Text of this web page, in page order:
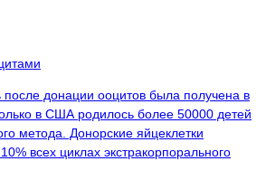
донации ооцитов была получена в
в США родилось более 50000 детей
метода. Донорские яйцеклетки
всех циклах экстракорпорального